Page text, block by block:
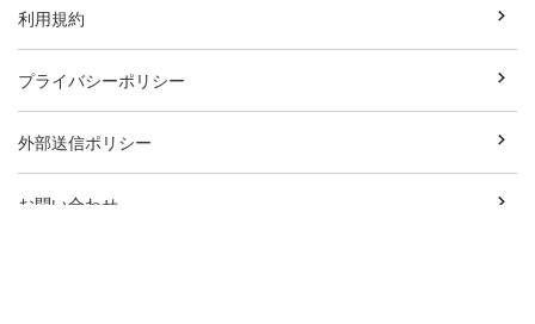
利用規約
プライバシーポリシー
外部送信ポリシー
お問い合わせ